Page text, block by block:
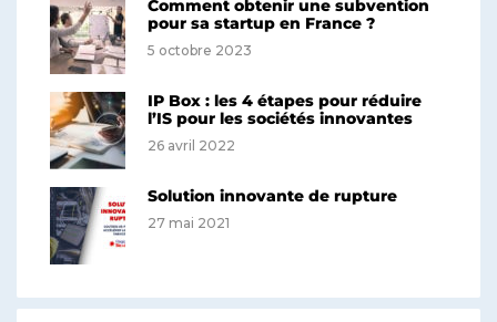
Comment obtenir une subvention
pour sa startup en France ?
5 octobre 2023
IP Box : les 4 étapes pour réduire
l’IS pour les sociétés innovantes
26 avril 2022
Solution innovante de rupture
27 mai 2021